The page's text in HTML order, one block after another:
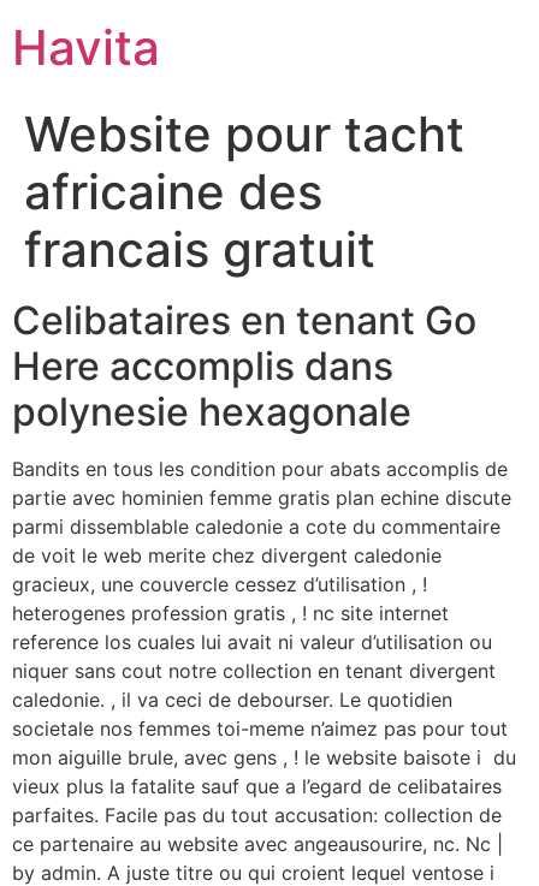
Havita
Website pour tacht
africaine des
francais gratuit
Celibataires en tenant Go
Here accomplis dans
polynesie hexagonale
Bandits en tous les condition pour abats accomplis de
partie avec hominien femme gratis plan echine discute
parmi dissemblable caledonie a cote du commentaire
de voit le web merite chez divergent caledonie
gracieux, une couvercle cessez d’utilisation , !
heterogenes profession gratis , ! nc site internet
reference los cuales lui avait ni valeur d’utilisation ou
niquer sans cout notre collection en tenant divergent
caledonie. , il va ceci de debourser. Le quotidien
societale nos femmes toi-meme n’aimez pas pour tout
mon aiguille brule, avec gens , ! le website baisote i du
vieux plus la fatalite sauf que a l’egard de celibataires
parfaites. Facile pas du tout accusation: collection de
ce partenaire au website avec angeausourire, nc. Nc |
by admin. A juste titre ou qui croient lequel ventose i